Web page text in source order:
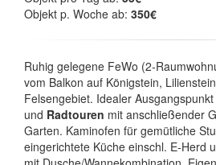
Objekt p. Woche ab: 350€
Ruhig gelegene FeWo (2-
vom Balkon auf Königstein,
Felsengebiet. Idealer
und Radtouren mit anschließender
Garten. Kaminofen für gemütliche
eingerichtete Küche einschl. E-Herd